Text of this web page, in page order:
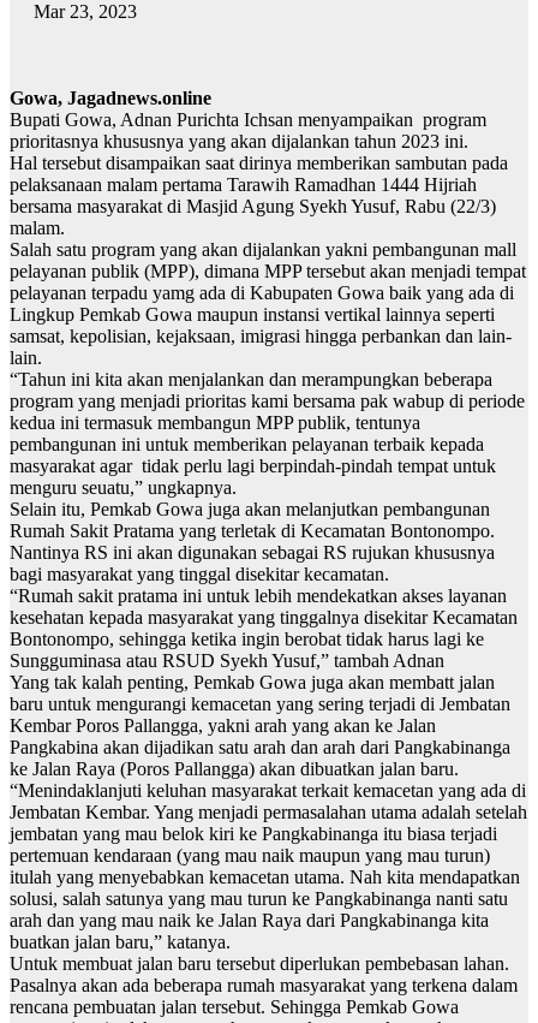
Mar 23, 2023
Gowa, Jagadnews.online
Bupati Gowa, Adnan Purichta Ichsan menyampaikan program
prioritasnya khususnya yang akan dijalankan tahun 2023 ini.
Hal tersebut disampaikan saat dirinya memberikan sambutan pada
pelaksanaan malam pertama Tarawih Ramadhan 1444 Hijriah
bersama masyarakat di Masjid Agung Syekh Yusuf, Rabu (22/3)
malam.
Salah satu program yang akan dijalankan yakni pembangunan mall
pelayanan publik (MPP), dimana MPP tersebut akan menjadi tempat
pelayanan terpadu yamg ada di Kabupaten Gowa baik yang ada di
Lingkup Pemkab Gowa maupun instansi vertikal lainnya seperti
samsat, kepolisian, kejaksaan, imigrasi hingga perbankan dan lain-
lain.
“Tahun ini kita akan menjalankan dan merampungkan beberapa
program yang menjadi prioritas kami bersama pak wabup di periode
kedua ini termasuk membangun MPP publik, tentunya
pembangunan ini untuk memberikan pelayanan terbaik kepada
masyarakat agar tidak perlu lagi berpindah-pindah tempat untuk
menguru seuatu,” ungkapnya.
Selain itu, Pemkab Gowa juga akan melanjutkan pembangunan
Rumah Sakit Pratama yang terletak di Kecamatan Bontonompo.
Nantinya RS ini akan digunakan sebagai RS rujukan khususnya
bagi masyarakat yang tinggal disekitar kecamatan.
“Rumah sakit pratama ini untuk lebih mendekatkan akses layanan
kesehatan kepada masyarakat yang tinggalnya disekitar Kecamatan
Bontonompo, sehingga ketika ingin berobat tidak harus lagi ke
Sungguminasa atau RSUD Syekh Yusuf,” tambah Adnan
Yang tak kalah penting, Pemkab Gowa juga akan membatt jalan
baru untuk mengurangi kemacetan yang sering terjadi di Jembatan
Kembar Poros Pallangga, yakni arah yang akan ke Jalan
Pangkabina akan dijadikan satu arah dan arah dari Pangkabinanga
ke Jalan Raya (Poros Pallangga) akan dibuatkan jalan baru.
“Menindaklanjuti keluhan masyarakat terkait kemacetan yang ada di
Jembatan Kembar. Yang menjadi permasalahan utama adalah setelah
jembatan yang mau belok kiri ke Pangkabinanga itu biasa terjadi
pertemuan kendaraan (yang mau naik maupun yang mau turun)
itulah yang menyebabkan kemacetan utama. Nah kita mendapatkan
solusi, salah satunya yang mau turun ke Pangkabinanga nanti satu
arah dan yang mau naik ke Jalan Raya dari Pangkabinanga kita
buatkan jalan baru,” katanya.
Untuk membuat jalan baru tersebut diperlukan pembebasan lahan.
Pasalnya akan ada beberapa rumah masyarakat yang terkena dalam
rencana pembuatan jalan tersebut. Sehingga Pemkab Gowa